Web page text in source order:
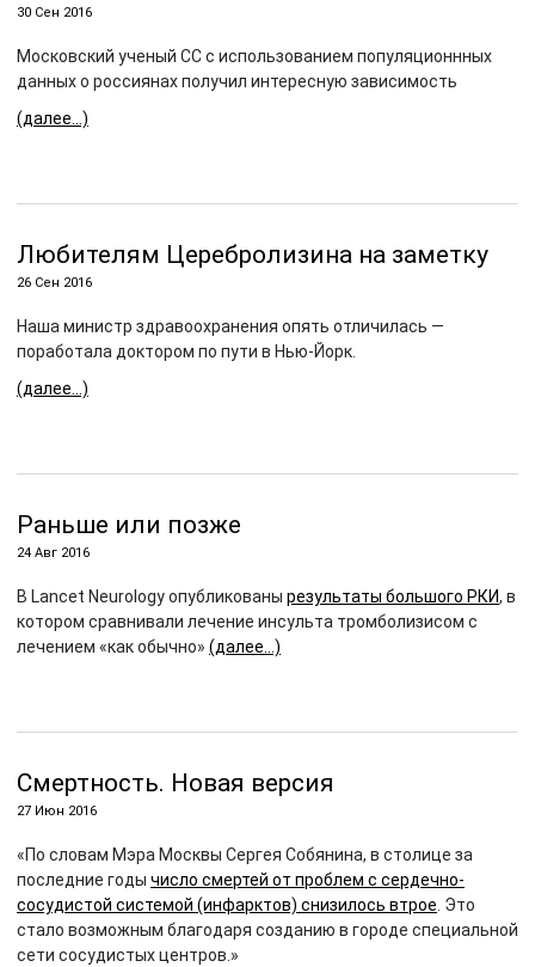
30 Сен 2016
Московский ученый СС с использованием популяционнных
данных о россиянах получил интересную зависимость
(далее…)
Любителям Церебролизина на заметку
26 Сен 2016
Наша министр здравоохранения опять отличилась —
поработала доктором по пути в Нью-Йорк.
(далее…)
Раньше или позже
24 Авг 2016
В Lancet Neurology опубликованы результаты большого РКИ, в
котором сравнивали лечение инсульта тромболизисом с
лечением «как обычно» (далее…)
Смертность. Новая версия
27 Июн 2016
«По словам Мэра Москвы Сергея Собянина, в столице за
последние годы число смертей от проблем с сердечно-
сосудистой системой (инфарктов) снизилось втрое . Это
стало возможным благодаря созданию в городе специальной
сети сосудистых центров.»